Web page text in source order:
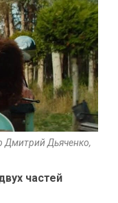
Дмитрий Дьяченко,
частей